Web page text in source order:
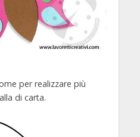
per realizzare più
di carta.